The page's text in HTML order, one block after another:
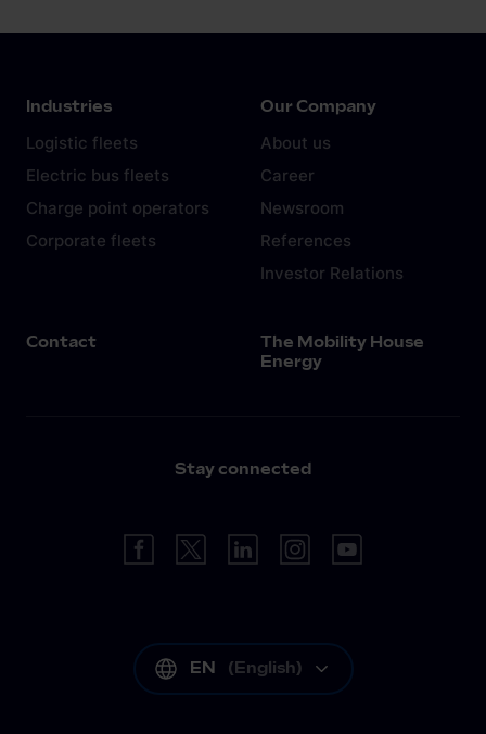
Industries
Logistic fleets
Electric bus fleets
Charge point operators
Corporate fleets
Our Company
About us
Career
Newsroom
References
Investor Relations
Contact
The Mobility House
Energy
Stay connected
EN (English)